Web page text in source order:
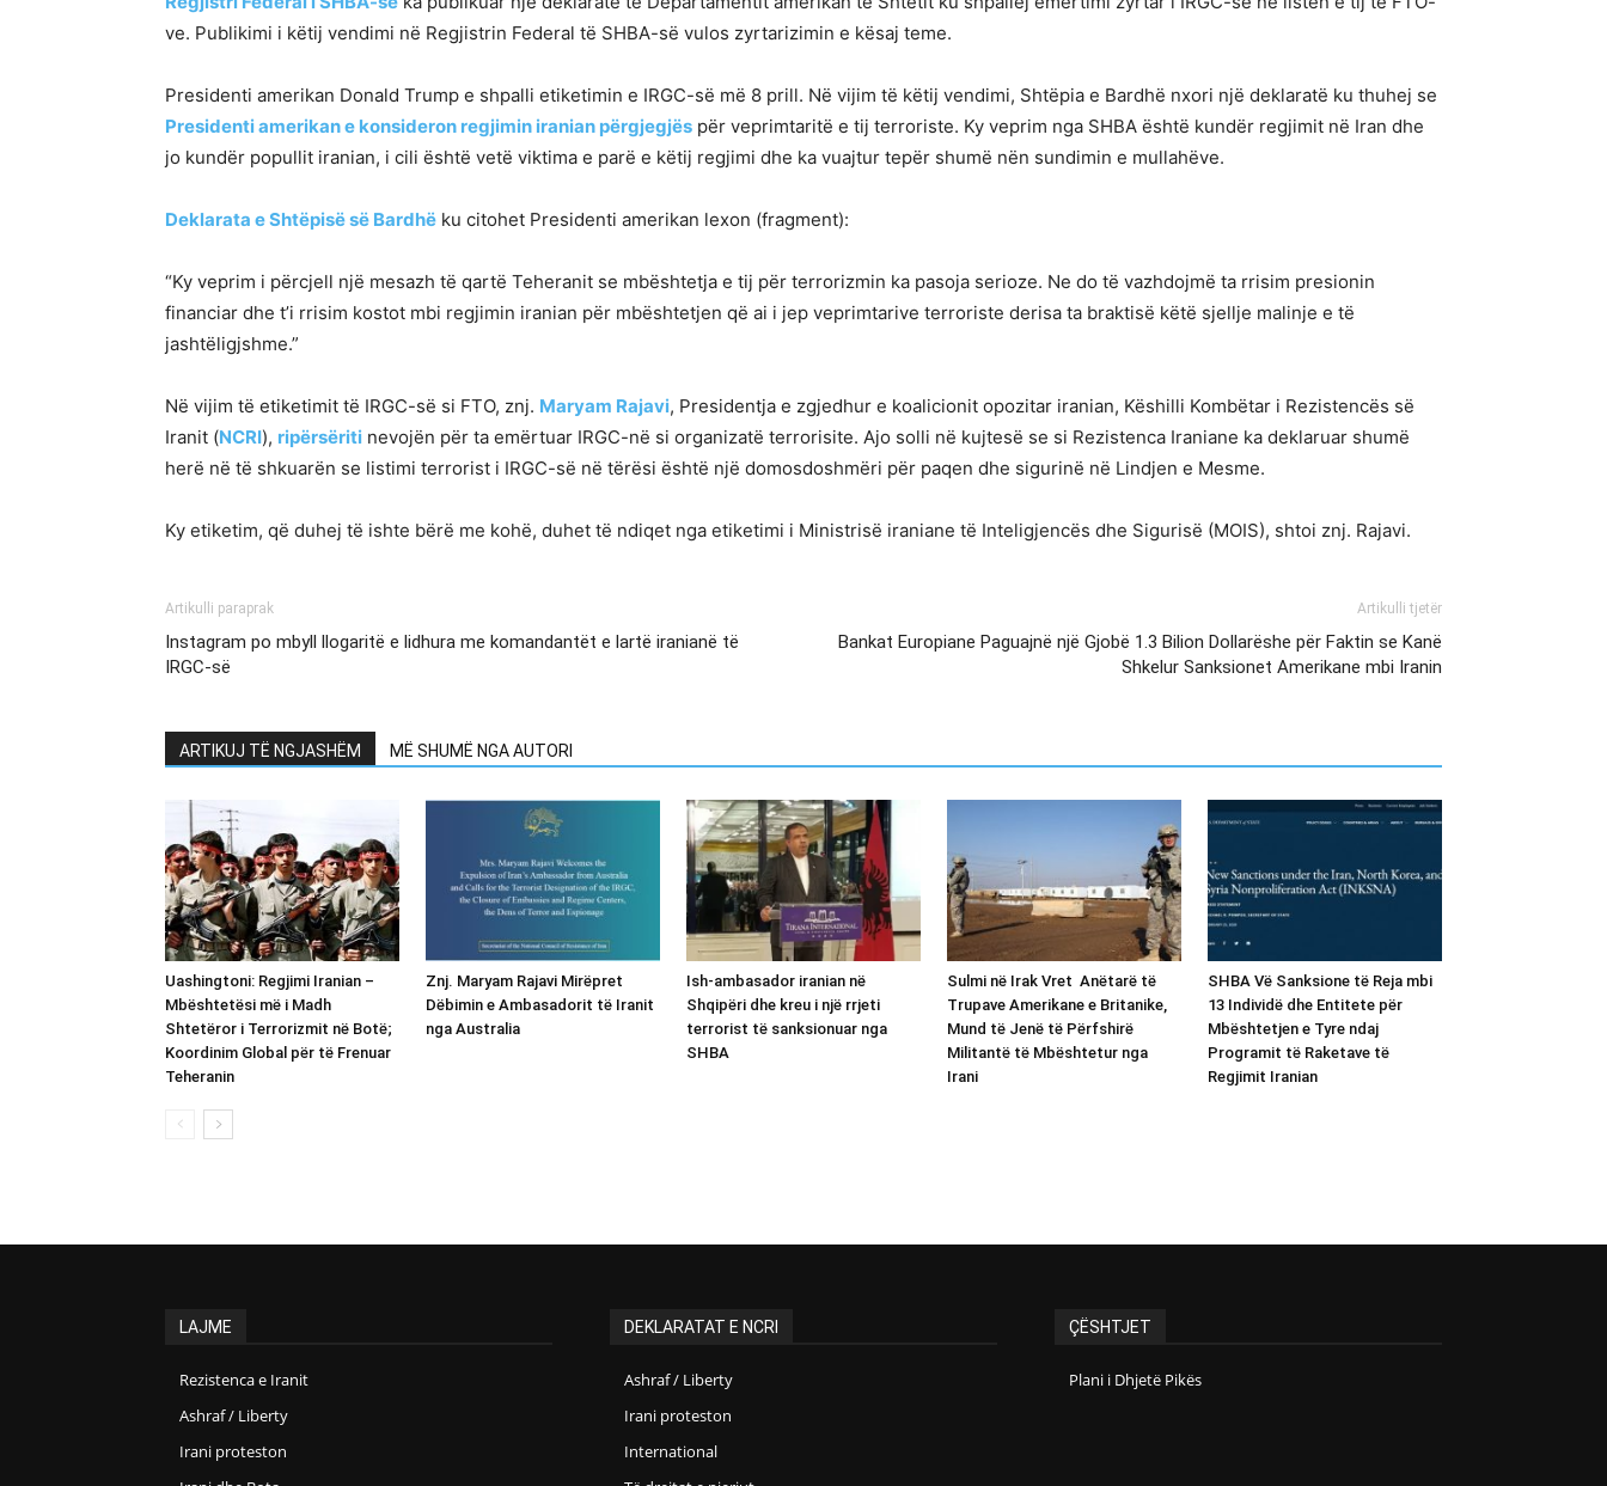
ve. Publikimi i këtij vendimi në Regjistrin Federal të SHBA-së vulos zyrtarizimin e kësaj teme.
Presidenti amerikan Donald Trump e shpalli etiketimin e IRGC-së më 8 prill. Në vijim të këtij vendimi, Shtëpia e Bardhë nxori një deklaratë ku thuhej se
Presidenti amerikan e konsideron regjimin iranian përgjegjës për veprimtaritë e tij terroriste. Ky veprim nga SHBA është kundër regjimit në Iran dhe
jo kundër popullit iranian, i cili është vetë viktima e parë e këtij regjimi dhe ka vuajtur tepër shumë nën sundimin e mullahëve.
Deklarata e Shtëpisë së Bardhë ku citohet Presidenti amerikan lexon (fragment):
“Ky veprim i përcjell një mesazh të qartë Teheranit se mbështetja e tij për terrorizmin ka pasoja serioze. Ne do të vazhdojmë ta rrisim presionin
financiar dhe t’i rrisim kostot mbi regjimin iranian për mbështetjen që ai i jep veprimtarive terroriste derisa ta braktisë këtë sjellje malinje e të
jashtëligjshme.”
Në vijim të etiketimit të IRGC-së si FTO, znj. Maryam Rajavi, Presidentja e zgjedhur e koalicionit opozitar iranian, Këshilli Kombëtar i Rezistencës së
Iranit (NCRI), ripërsëriti nevojën për ta emërtuar IRGC-në si organizatë terrorisite. Ajo solli në kujtesë se si Rezistenca Iraniane ka deklaruar shumë
herë në të shkuarën se listimi terrorist i IRGC-së në tërësi është një domosdoshmëri për paqen dhe sigurinë në Lindjen e Mesme.
Ky etiketim, që duhej të ishte bërë me kohë, duhet të ndiqet nga etiketimi i Ministrisë iraniane të Inteligjencës dhe Sigurisë (MOIS), shtoi znj. Rajavi.
Artikulli paraprak
Instagram po mbyll llogaritë e lidhura me komandantët e lartë iranianë të
IRGC-së
Artikulli tjetër
Bankat Europiane Paguajnë një Gjobë 1.3 Bilion Dollarëshe për Faktin se Kanë
Shkelur Sanksionet Amerikane mbi Iranin
ARTIKUJ TË NGJASHËM MË SHUMË NGA AUTORI
Uashingtoni: Regjimi Iranian –
Mbështetësi më i Madh
Shtetëror i Terrorizmit në Botë;
Koordinim Global për të Frenuar
Teheranin
Znj. Maryam Rajavi Mirëpret
Dëbimin e Ambasadorit të Iranit
nga Australia
Ish-ambasador iranian në
Shqipëri dhe kreu i një rrjeti
terrorist të sanksionuar nga
SHBA
Sulmi në Irak Vret Anëtarë të
Trupave Amerikane e Britanike,
Mund të Jenë të Përfshirë
Militantë të Mbështetur nga
Irani
SHBA Vë Sanksione të Reja mbi
13 Individë dhe Entitete për
Mbështetjen e Tyre ndaj
Programit të Raketave të
Regjimit Iranian
LAJME
Rezistenca e Iranit
Ashraf / Liberty
Irani proteston
DEKLARATAT E NCRI
Ashraf / Liberty
Irani proteston
International
ÇËSHTJET
Plani i Dhjetë Pikës